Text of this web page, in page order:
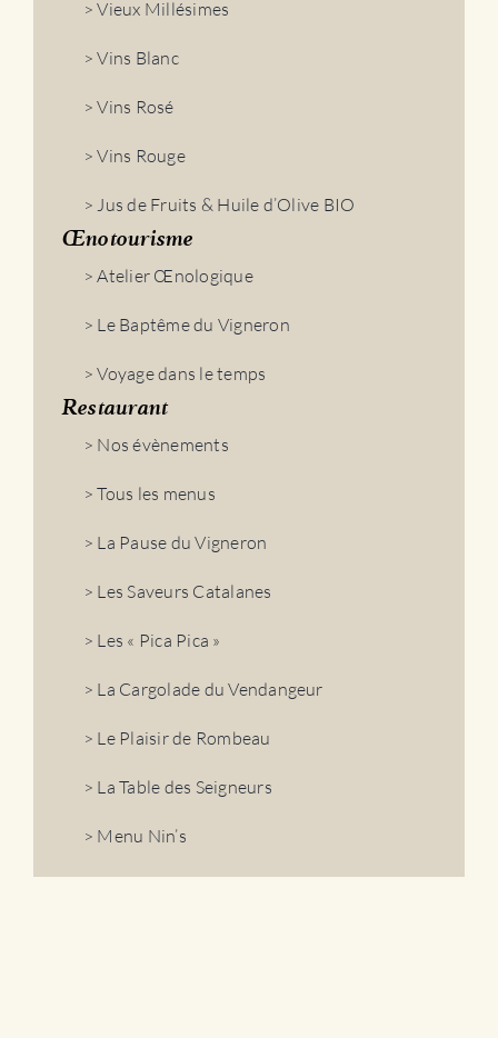
> Vieux Millésimes
> Vins Blanc
> Vins Rosé
> Vins Rouge
> Jus de Fruits & Huile d’Olive BIO
Œnotourisme
> Atelier Œnologique
> Le Baptême du Vigneron
> Voyage dans le temps
Restaurant
> Nos évènements
> Tous les menus
> La Pause du Vigneron
> Les Saveurs Catalanes
> Les « Pica Pica »
> La Cargolade du Vendangeur
> Le Plaisir de Rombeau
> La Table des Seigneurs
> Menu Nin’s